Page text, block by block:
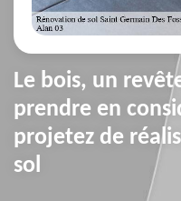
Le bois, un
prendre en
projetez de
sol